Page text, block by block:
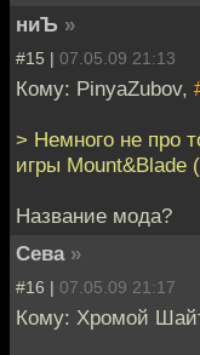
ниЪ »
#15 | 07.05.09 21:13
Кому: PinyaZubov,
> Немного не про
игры Mount&Blade
Название мода?
Сева »
#16 | 07.05.09 21:17
Кому: Хромой